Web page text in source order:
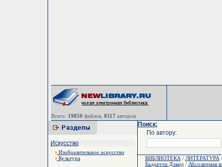
Всего: 19850 файлов, 8117 авторов.
Искусство
Изобразительное искусство
Культура
Поиск:
По автору:
БИБЛИОТЕКА / ЛИТЕРАТУРА
Балдаччи Дэвид / Абсолютная